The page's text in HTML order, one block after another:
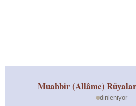
Muabbir (Allâme)
dinleniyor